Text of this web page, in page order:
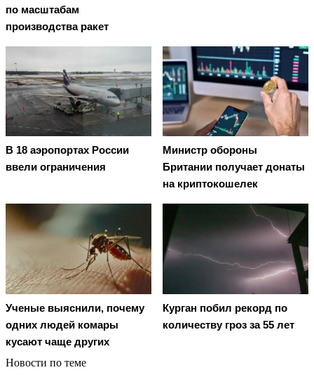
по масштабам
производства ракет
В 18 аэропортах России
ввели ограничения
Министр обороны
Британии получает донаты
на криптокошелек
Ученые выяснили, почему
одних людей комары
кусают чаще других
Курган побил рекорд по
количеству гроз за 55 лет
Новости по теме